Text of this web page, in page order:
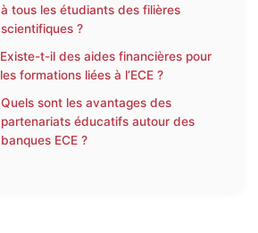
à tous les étudiants des filières
scientifiques ?
Existe-t-il des aides financières pour
les formations liées à l’ECE ?
Quels sont les avantages des
partenariats éducatifs autour des
banques ECE ?